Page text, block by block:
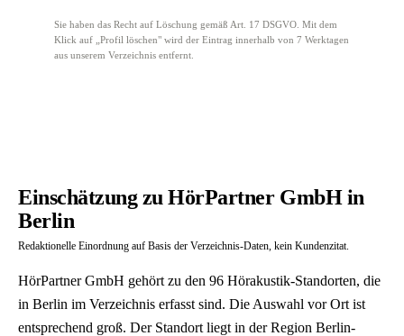
Sie haben das Recht auf Löschung gemäß Art. 17 DSGVO. Mit dem
Klick auf „Profil löschen" wird der Eintrag innerhalb von 7 Werktagen
aus unserem Verzeichnis entfernt.
Einschätzung zu HörPartner GmbH in
Berlin
Redaktionelle Einordnung auf Basis der Verzeichnis-Daten, kein Kundenzitat.
HörPartner GmbH gehört zu den 96 Hörakustik-Standorten, die
in Berlin im Verzeichnis erfasst sind. Die Auswahl vor Ort ist
entsprechend groß. Der Standort liegt in der Region Berlin-